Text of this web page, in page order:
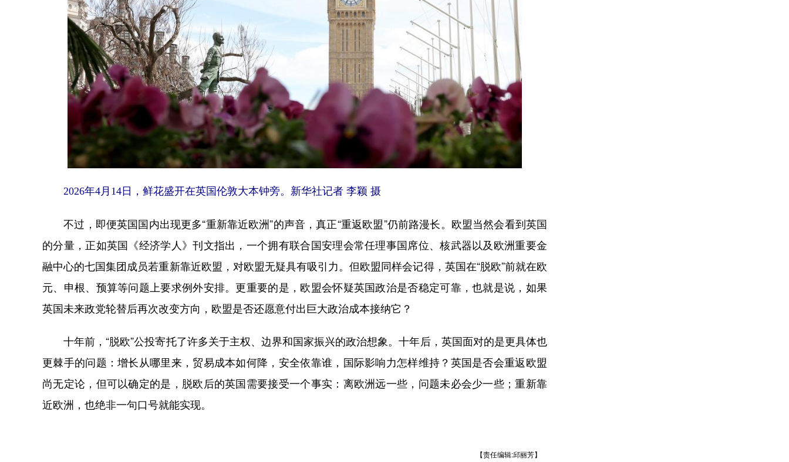
2026年4月14日，鲜花盛开在英国伦敦大本钟旁。新华社记者 李颖 摄
不过，即便英国国内出现更多“重新靠近欧洲”的声音，真正“重返欧盟”仍前路漫长。欧盟当然会看到英国
的分量，正如英国《经济学人》刊文指出，一个拥有联合国安理会常任理事国席位、核武器以及欧洲重要金
融中心的七国集团成员若重新靠近欧盟，对欧盟无疑具有吸引力。但欧盟同样会记得，英国在“脱欧”前就在欧
元、申根、预算等问题上要求例外安排。更重要的是，欧盟会怀疑英国政治是否稳定可靠，也就是说，如果
英国未来政党轮替后再次改变方向，欧盟是否还愿意付出巨大政治成本接纳它？
十年前，“脱欧”公投寄托了许多关于主权、边界和国家振兴的政治想象。十年后，英国面对的是更具体也
更棘手的问题：增长从哪里来，贸易成本如何降，安全依靠谁，国际影响力怎样维持？英国是否会重返欧盟
尚无定论，但可以确定的是，脱欧后的英国需要接受一个事实：离欧洲远一些，问题未必会少一些；重新靠
近欧洲，也绝非一句口号就能实现。
【责任编辑:邱丽芳】